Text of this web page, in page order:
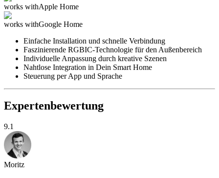
works withApple Home
works withGoogle Home
Einfache Installation und schnelle Verbindung
Faszinierende RGBIC-Technologie für den Außenbereich
Individuelle Anpassung durch kreative Szenen
Nahtlose Integration in Dein Smart Home
Steuerung per App und Sprache
Expertenbewertung
9.1
Moritz